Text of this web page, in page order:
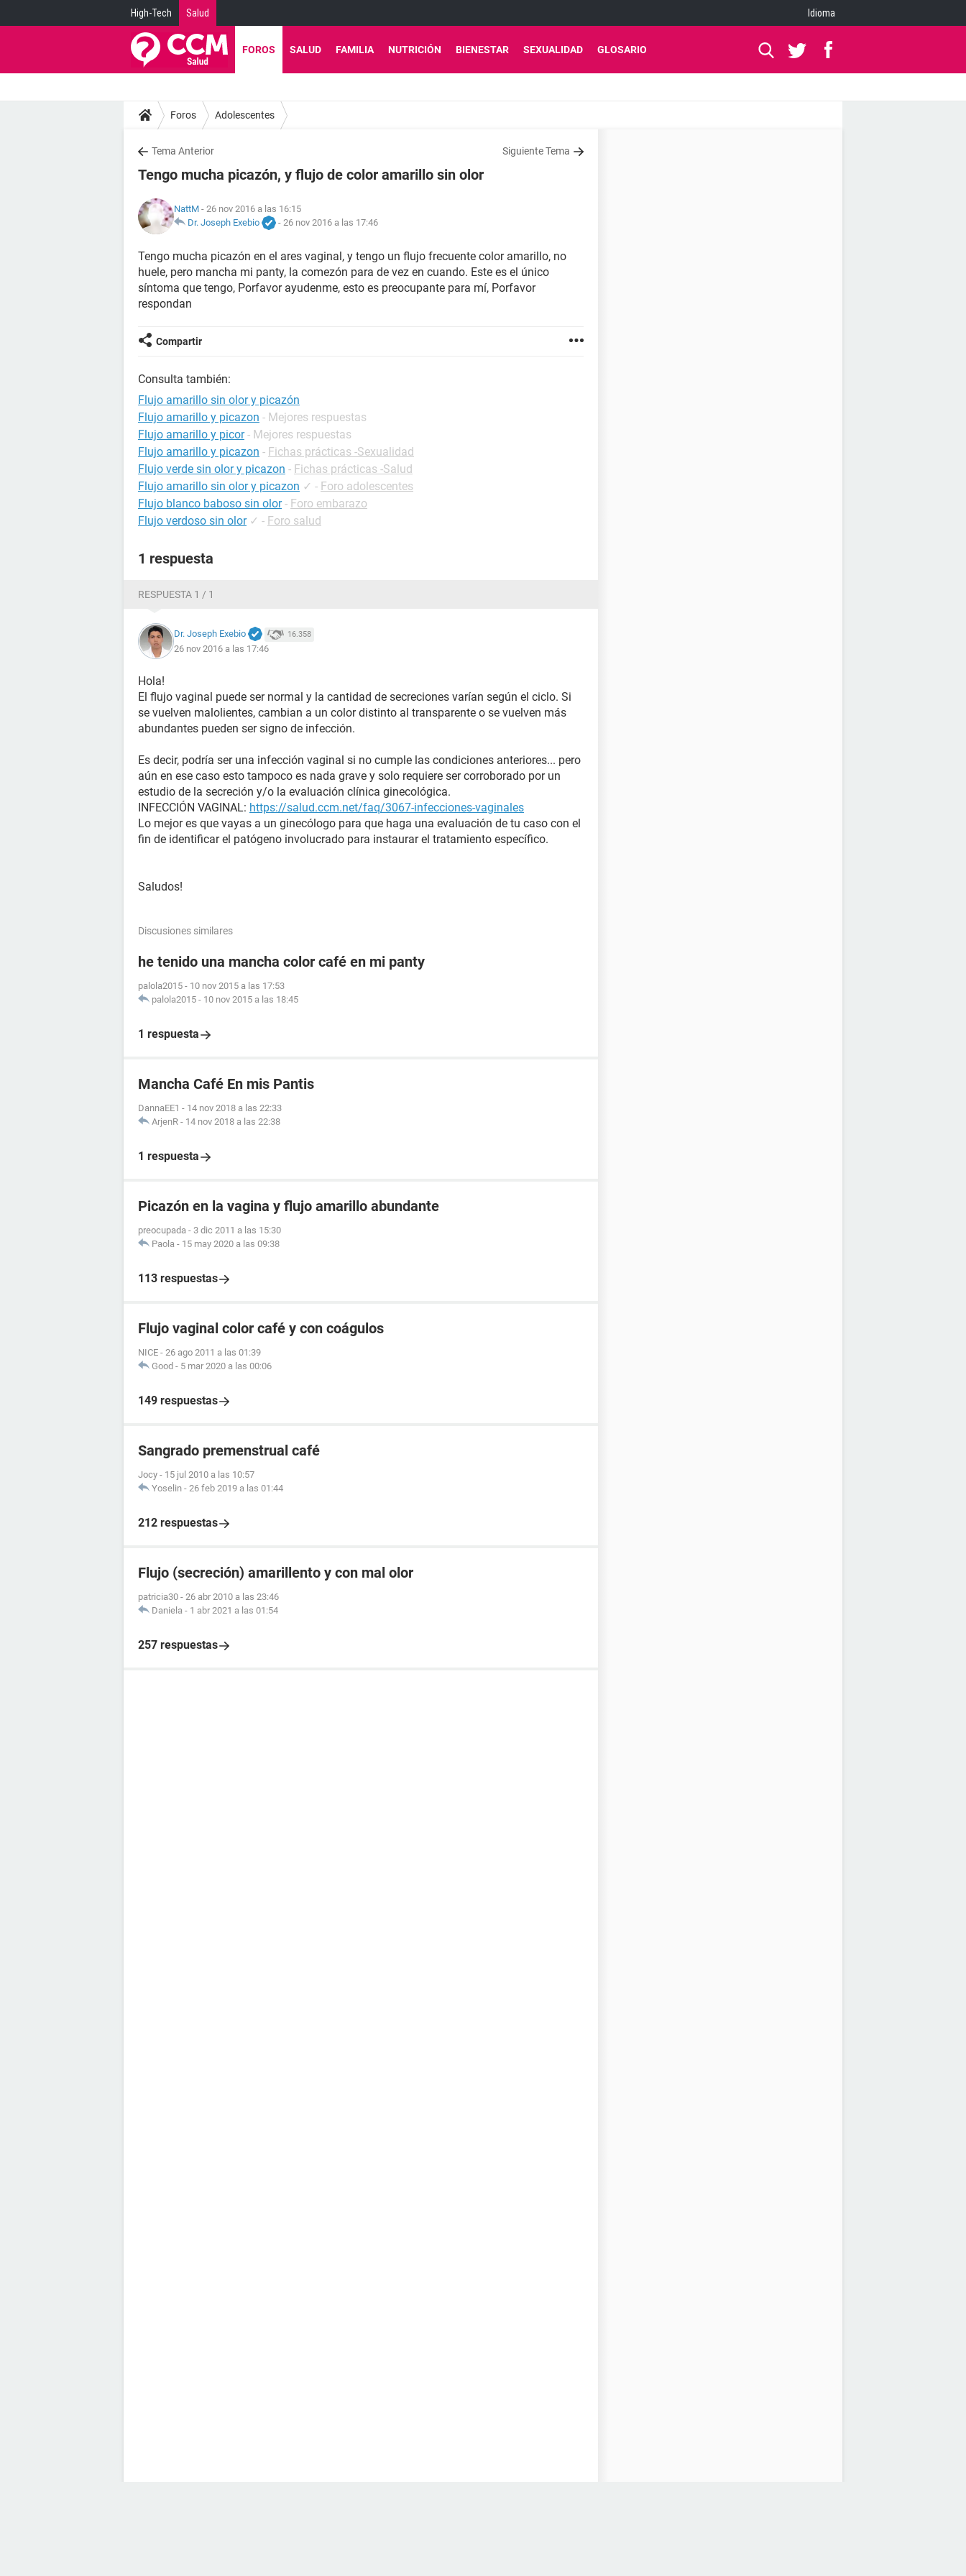
High-Tech Salud Idioma
FOROS SALUD FAMILIA NUTRICIÓN BIENESTAR SEXUALIDAD GLOSARIO
Foros Adolescentes
Tema Anterior Siguiente Tema
Tengo mucha picazón, y flujo de color amarillo sin olor
NattM - 26 nov 2016 a las 16:15
Dr. Joseph Exebio
- 26 nov 2016 a las 17:46
Tengo mucha picazón en el ares vaginal, y tengo un flujo frecuente color amarillo, no
huele, pero mancha mi panty, la comezón para de vez en cuando. Este es el único
síntoma que tengo, Porfavor ayudenme, esto es preocupante para mí, Porfavor
respondan
Compartir
Consulta también:
Flujo amarillo sin olor y picazón
Flujo amarillo y picazon - Mejores respuestas
Flujo amarillo y picor - Mejores respuestas
Flujo amarillo y picazon - Fichas prácticas -Sexualidad
Flujo verde sin olor y picazon - Fichas prácticas -Salud
Flujo amarillo sin olor y picazon ✓ - Foro adolescentes
Flujo blanco baboso sin olor - Foro embarazo
Flujo verdoso sin olor ✓ - Foro salud
1 respuesta
RESPUESTA 1 / 1
Dr. Joseph Exebio 16.358
26 nov 2016 a las 17:46
Hola!
El flujo vaginal puede ser normal y la cantidad de secreciones varían según el ciclo. Si
se vuelven malolientes, cambian a un color distinto al transparente o se vuelven más
abundantes pueden ser signo de infección.
Es decir, podría ser una infección vaginal si no cumple las condiciones anteriores... pero
aún en ese caso esto tampoco es nada grave y solo requiere ser corroborado por un
estudio de la secreción y/o la evaluación clínica ginecológica.
INFECCIÓN VAGINAL: https://salud.ccm.net/faq/3067-infecciones-vaginales
Lo mejor es que vayas a un ginecólogo para que haga una evaluación de tu caso con el
fin de identificar el patógeno involucrado para instaurar el tratamiento específico.
Saludos!
Discusiones similares
he tenido una mancha color café en mi panty
palola2015 - 10 nov 2015 a las 17:53
palola2015 - 10 nov 2015 a las 18:45
1 respuesta
Mancha Café En mis Pantis
DannaEE1 - 14 nov 2018 a las 22:33
ArjenR - 14 nov 2018 a las 22:38
1 respuesta
Picazón en la vagina y flujo amarillo abundante
preocupada - 3 dic 2011 a las 15:30
Paola - 15 may 2020 a las 09:38
113 respuestas
Flujo vaginal color café y con coágulos
NICE - 26 ago 2011 a las 01:39
Good - 5 mar 2020 a las 00:06
149 respuestas
Sangrado premenstrual café
Jocy - 15 jul 2010 a las 10:57
Yoselin - 26 feb 2019 a las 01:44
212 respuestas
Flujo (secreción) amarillento y con mal olor
patricia30 - 26 abr 2010 a las 23:46
Daniela - 1 abr 2021 a las 01:54
257 respuestas